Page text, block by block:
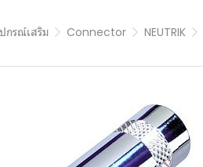
กรณ์เสริม Connector NEUTRIK